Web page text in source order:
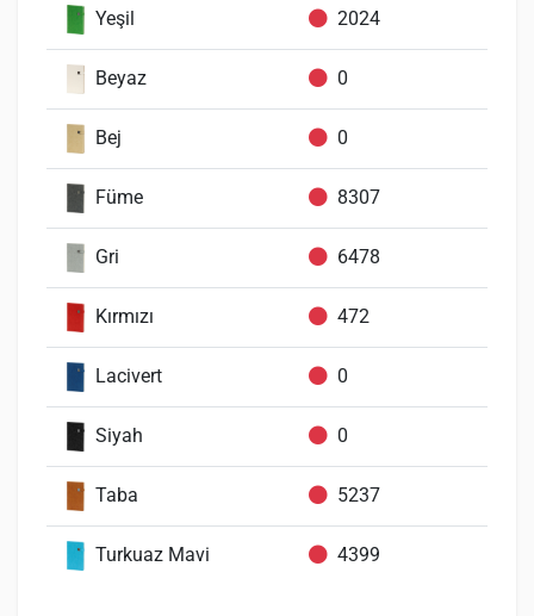
Yeşil 2024
Beyaz 0
Bej 0
Füme 8307
Gri 6478
Kırmızı 472
Lacivert 0
Siyah 0
Taba 5237
Turkuaz Mavi 4399